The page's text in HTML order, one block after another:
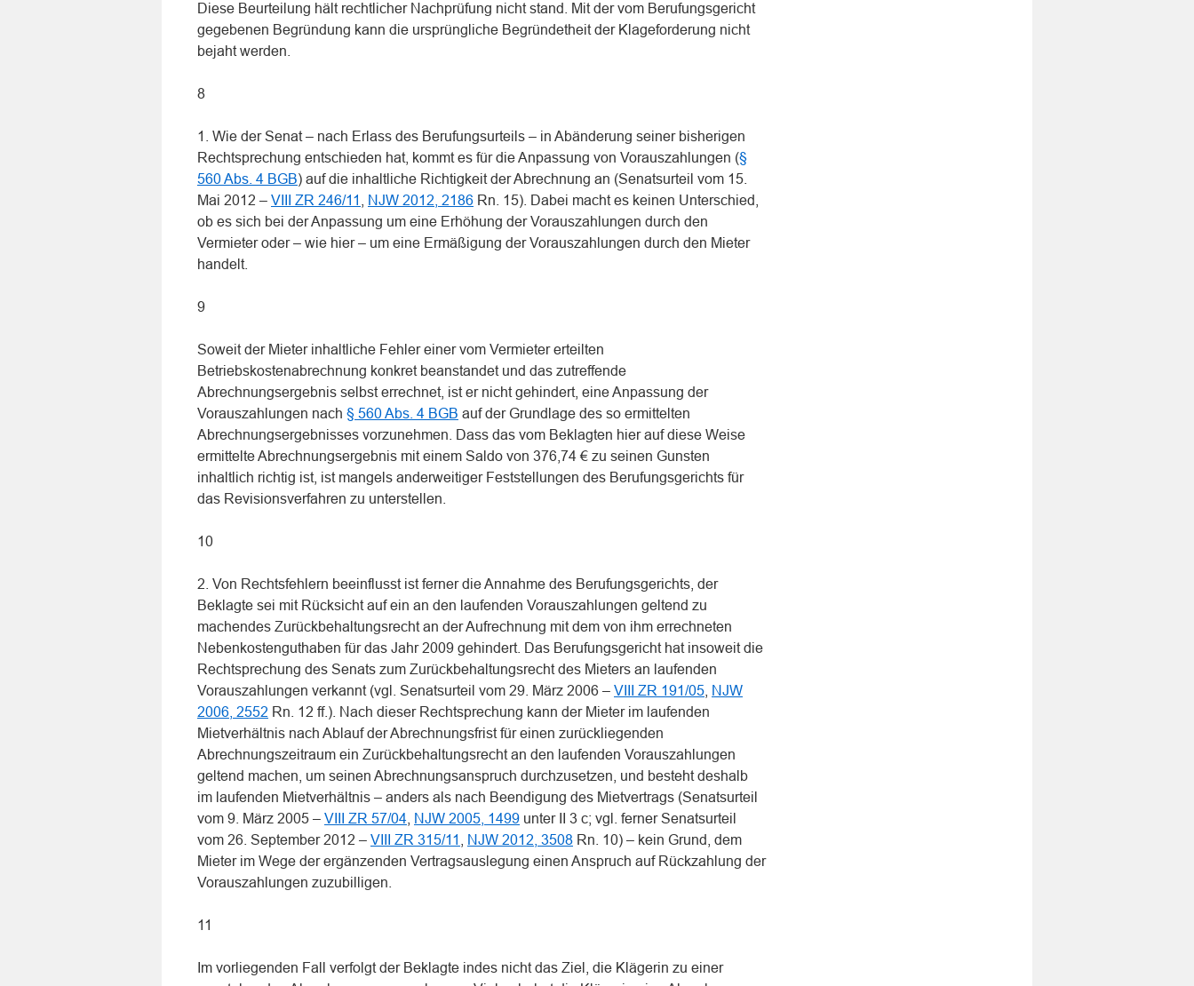
Diese Beurteilung hält rechtlicher Nachprüfung nicht stand. Mit der vom Berufungsgericht
gegebenen Begründung kann die ursprüngliche Begründetheit der Klageforderung nicht
bejaht werden.
8
1. Wie der Senat – nach Erlass des Berufungsurteils – in Abänderung seiner bisherigen
Rechtsprechung entschieden hat, kommt es für die Anpassung von Vorauszahlungen (§
560 Abs. 4 BGB) auf die inhaltliche Richtigkeit der Abrechnung an (Senatsurteil vom 15.
Mai 2012 – VIII ZR 246/11 NJW 2012, 2186 Rn. 15). Dabei macht es keinen Unterschied,
ob es sich bei der Anpassung um eine Erhöhung der Vorauszahlungen durch den
Vermieter oder – wie hier – um eine Ermäßigung der Vorauszahlungen durch den Mieter
handelt.
9
Soweit der Mieter inhaltliche Fehler einer vom Vermieter erteilten
Betriebskostenabrechnung konkret beanstandet und das zutreffende
Abrechnungsergebnis selbst errechnet, ist er nicht gehindert, eine Anpassung der
Vorauszahlungen nach § 560 Abs. 4 BGB auf der Grundlage des so ermittelten
Abrechnungsergebnisses vorzunehmen. Dass das vom Beklagten hier auf diese Weise
ermittelte Abrechnungsergebnis mit einem Saldo von 376,74 € zu seinen Gunsten
inhaltlich richtig ist, ist mangels anderweitiger Feststellungen des Berufungsgerichts für
das Revisionsverfahren zu unterstellen.
10
2. Von Rechtsfehlern beeinflusst ist ferner die Annahme des Berufungsgerichts, der
Beklagte sei mit Rücksicht auf ein an den laufenden Vorauszahlungen geltend zu
machendes Zurückbehaltungsrecht an der Aufrechnung mit dem von ihm errechneten
Nebenkostenguthaben für das Jahr 2009 gehindert. Das Berufungsgericht hat insoweit die
Rechtsprechung des Senats zum Zurückbehaltungsrecht des Mieters an laufenden
Vorauszahlungen verkannt (vgl. Senatsurteil vom 29. März 2006 – VIII ZR 191/05 NJW
2006, 2552 Rn. 12 ff.). Nach dieser Rechtsprechung kann der Mieter im laufenden
Mietverhältnis nach Ablauf der Abrechnungsfrist für einen zurückliegenden
Abrechnungszeitraum ein Zurückbehaltungsrecht an den laufenden Vorauszahlungen
geltend machen, um seinen Abrechnungsanspruch durchzusetzen, und besteht deshalb
im laufenden Mietverhältnis – anders als nach Beendigung des Mietvertrags (Senatsurteil
vom 9. März 2005 – VIII ZR 57/04 NJW 2005, 1499 unter II 3 c; vgl. ferner Senatsurteil
vom 26. September 2012 – VIII ZR 315/11 NJW 2012, 3508 Rn. 10) – kein Grund, dem
Mieter im Wege der ergänzenden Vertragsauslegung einen Anspruch auf Rückzahlung der
Vorauszahlungen zuzubilligen.
11
Im vorliegenden Fall verfolgt der Beklagte indes nicht das Ziel, die Klägerin zu einer